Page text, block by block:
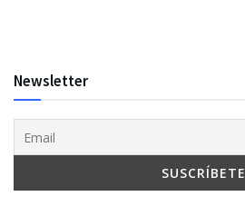
Newsletter